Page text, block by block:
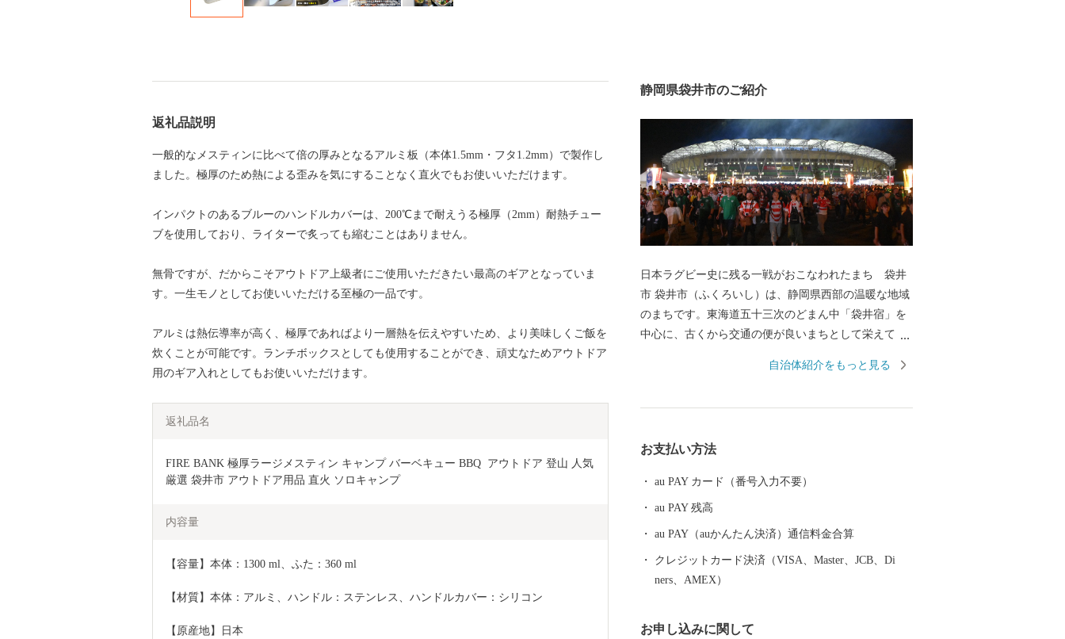
返礼品説明
一般的なメスティンに比べて倍の厚みとなるアルミ板（本体1.5mm・フタ1.2mm）で製作し
ました。極厚のため熱による歪みを気にすることなく直火でもお使いいただけます。
インパクトのあるブルーのハンドルカバーは、200℃まで耐えうる極厚（2mm）耐熱チュー
ブを使用しており、ライターで炙っても縮むことはありません。
無骨ですが、だからこそアウトドア上級者にご使用いただきたい最高のギアとなっていま
す。一生モノとしてお使いいただける至極の一品です。
アルミは熱伝導率が高く、極厚であればより一層熱を伝えやすいため、より美味しくご飯を
炊くことが可能です。ランチボックスとしても使用することができ、頑丈なためアウトドア
用のギア入れとしてもお使いいただけます。
返礼品名
FIRE BANK 極厚ラージメスティン キャンプ バーベキュー BBQ  アウトドア 登山 人気
厳選 袋井市 アウトドア用品 直火 ソロキャンプ
内容量
【容量】本体：1300 ml、ふた：360 ml
【材質】本体：アルミ、ハンドル：ステンレス、ハンドルカバー：シリコン
【原産地】日本
静岡県袋井市のご紹介
日本ラグビー史に残る一戦がおこなわれたまち 袋井
市 袋井市（ふくろいし）は、静岡県西部の温暖な地域
のまちです。東海道五十三次のどまん中「袋井宿」を
中心に、古くから交通の便が良いまちとして栄えてき
彩られた素晴らしい自然環境のまちでもあります。温
市内に所在するエコパスタジアムでラグビーワールド
カップ2019TMの4試合が行われ、特に日本対アイルラ
日本中が歓喜に包まれました。袋井市では、開催に向
け、スタジアムのあるまちとしての機運醸成や国内外
からの観戦客のおもてなしの準備はもちろんのこと、
かにも人もまちもすべてが健康な「日本一健康文化都
自治体紹介をもっと見る
お支払い方法
au PAY カード（番号入力不要）
au PAY 残高
au PAY（auかんたん決済）通信料金合算
クレジットカード決済（VISA、Master、JCB、Di
ners、AMEX）
お申し込みに関して